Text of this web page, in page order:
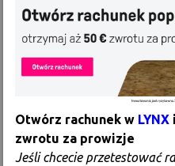
Otwórz rachunek w LYNX
zwrotu za prowizje
Jeśli chcecie przetestować